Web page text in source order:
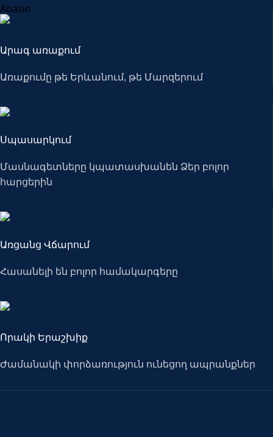
Abasin
Արագ առաքում
Առաքումը թե Երևանում, թե Մարզերում
Սպասարկում
Մասնագետները կպատասխանեն Ձեր բոլոր
հարցերին
Առցանց Վճարում
Հասանելի են բոլոր համակարգերը
Որակի Երաշխիք
Ժամանակի փորձառություն ունեցող ապրանքներ